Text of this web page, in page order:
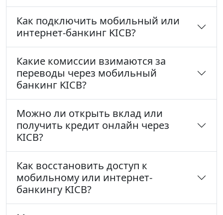
Как подключить мобильный или
интернет-банкинг KICB?
Какие комиссии взимаются за
переводы через мобильный
банкинг KICB?
Можно ли открыть вклад или
получить кредит онлайн через
KICB?
Как восстановить доступ к
мобильному или интернет-
банкингу KICB?